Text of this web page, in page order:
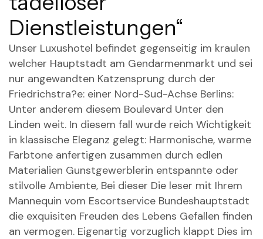
Dienstleistungen“
Unser Luxushotel befindet gegenseitig im kraulen
welcher Hauptstadt am Gendarmenmarkt und sei
nur angewandten Katzensprung durch der
Friedrichstra?e: einer Nord-Sud-Achse Berlins:
Unter anderem diesem Boulevard Unter den
Linden weit. In diesem fall wurde reich Wichtigkeit
in klassische Eleganz gelegt: Harmonische, warme
Farbtone anfertigen zusammen durch edlen
Materialien Gunstgewerblerin entspannte oder
stilvolle Ambiente, Bei dieser Die leser mit Ihrem
Mannequin vom Escortservice Bundeshauptstadt
die exquisiten Freuden des Lebens Gefallen finden
an vermogen. Eigenartig vorzuglich klappt Dies im